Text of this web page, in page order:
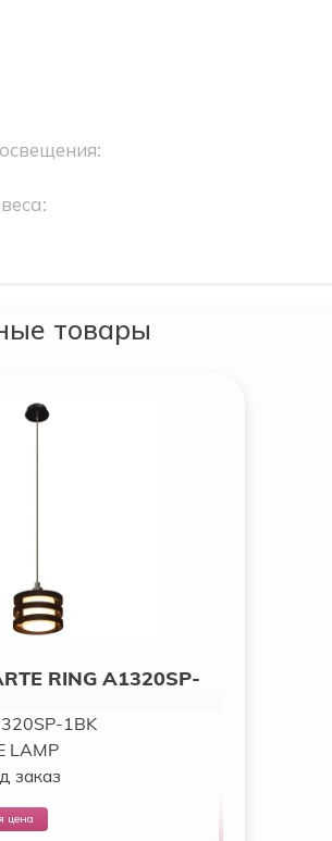
товары
RING A1320SP-
1BK
LAMP
заказ
цена